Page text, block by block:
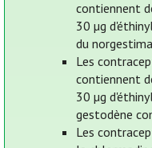
contiennent
30 µg
du
Les
contiennent
30 µg
gestodène
Les